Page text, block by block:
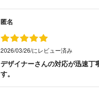
匿名
2026/03/26/にレビュー済み
デザイナーさんの対応が迅速丁
す。